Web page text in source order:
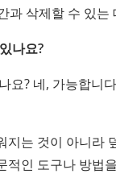
과 삭제할 수 있는
나요?
? 네, 가능합니
는 것이 아니라
인 도구나 방법